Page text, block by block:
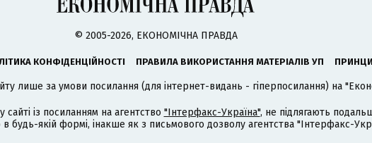
© 2005-2026, ЕКОНОМІЧНА ПРАВДА
КОНФІДЕНЦІЙНОСТІ ПРАВИЛА ВИКОРИСТАННЯ МАТЕРІАЛІВ УП
лише за умови посилання (для інтернет-видань - гіперпосилання) на
сайті із посиланням на агентство "Інтерфакс-Україна", не підлягають
будь-якій формі, інакше як з письмового дозволу агентства "Інтерфакс-